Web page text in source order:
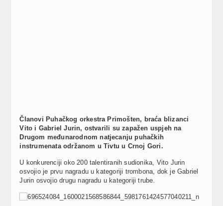
Članovi Puhačkog orkestra Primošten, braća blizanci
Vito i Gabriel Jurin, ostvarili su zapažen uspjeh na
Drugom međunarodnom natjecanju puhačkih
instrumenata održanom u Tivtu u Crnoj Gori.
U konkurenciji oko 200 talentiranih sudionika, Vito Jurin
osvojio je prvu nagradu u kategoriji trombona, dok je Gabriel
Jurin osvojio drugu nagradu u kategoriji trube.